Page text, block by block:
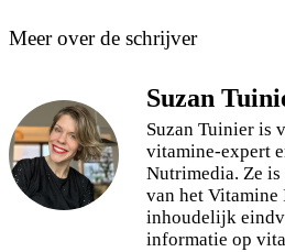
Meer over de schrijver
Suzan
Suzan Tuinier is
vitamine-expert
Nutrimedia. Ze
van het Vitamine
inhoudelijk
informatie op